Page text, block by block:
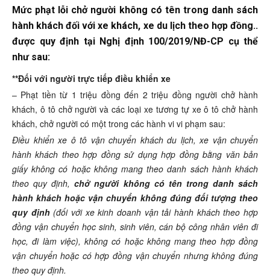
Mức phạt lỗi chở người không có tên trong danh sách
hành khách đối với xe khách, xe du lịch theo hợp đồng..
được quy định tại Nghị định 100/2019/NĐ-CP cụ thể
như sau:
**Đối với người trực tiếp điều khiển xe
– Phạt tiền từ 1 triệu đồng đến 2 triệu đồng người chở hành
khách, ô tô chở người và các loại xe tương tự xe ô tô chở hành
khách, chở người có một trong các hành vi vi phạm sau:
Điều khiển xe ô tô vận chuyển khách du lịch, xe vận chuyển
hành khách theo hợp đồng sử dụng hợp đồng bằng văn bản
giấy không có hoặc không mang theo danh sách hành khách
theo quy định,chở người không có tên trong danh sách
hành khách hoặc vận chuyển không đúng đối tượng theo
quy định(đối với xe kinh doanh vận tải hành khách theo hợp
đồng vận chuyển học sinh, sinh viên, cán bộ công nhân viên đi
học, đi làm việc), không có hoặc không mang theo hợp đồng
vận chuyển hoặc có hợp đồng vận chuyển nhưng không đúng
theo quy định.